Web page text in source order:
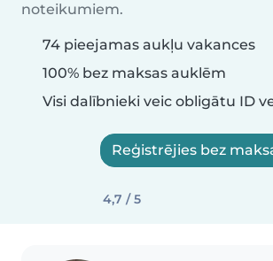
noteikumiem.
74 pieejamas aukļu vakances
100% bez maksas auklēm
Visi dalībnieki veic obligātu ID
Reģistrējies bez
4,7 / 5